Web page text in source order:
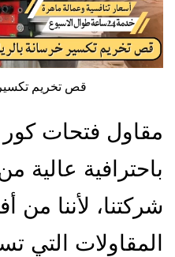
قص تخريم
مقاول فتحات كور
باحترافية عالية
شركتنا، لأننا
المقاولات